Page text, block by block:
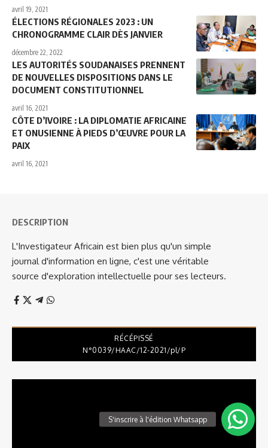
avril 19, 2021
ÉLECTIONS RÉGIONALES 2023 : UN
CHRONOGRAMME CLAIR DÈS JANVIER
décembre 22, 2022
LES AUTORITÉS SOUDANAISES PRENNENT
DE NOUVELLES DISPOSITIONS DANS LE
DOCUMENT CONSTITUTIONNEL
avril 16, 2021
CÔTE D’IVOIRE : LA DIPLOMATIE AFRICAINE
ET ONUSIENNE À PIEDS D’ŒUVRE POUR LA
PAIX
avril 16, 2021
DESCRIPTION
L'Investigateur Africain est bien plus qu'un simple
journal d'information en ligne, c'est une véritable
source d'exploration intellectuelle pour ses lecteurs.
RÉCÉPISSÉ
N°0039/HAAC/12-2021/pl/P